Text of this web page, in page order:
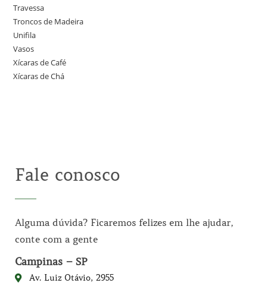
Travessa
Troncos de Madeira
Unifila
Vasos
Xícaras de Café
Xícaras de Chá
Fale conosco
Alguma dúvida? Ficaremos felizes em lhe ajudar,
conte com a gente
Campinas – SP
Av. Luiz Otávio, 2955